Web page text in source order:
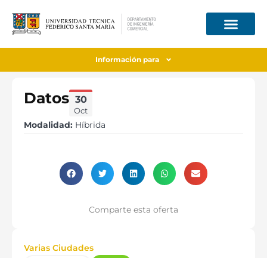
Información para
Varias Ciudades
Datos 30
Oct
Modalidad: Híbrida
Comparte esta oferta